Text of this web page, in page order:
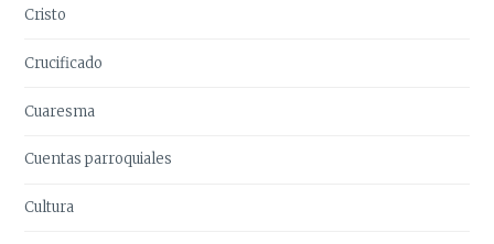
Cristo
Crucificado
Cuaresma
Cuentas parroquiales
Cultura